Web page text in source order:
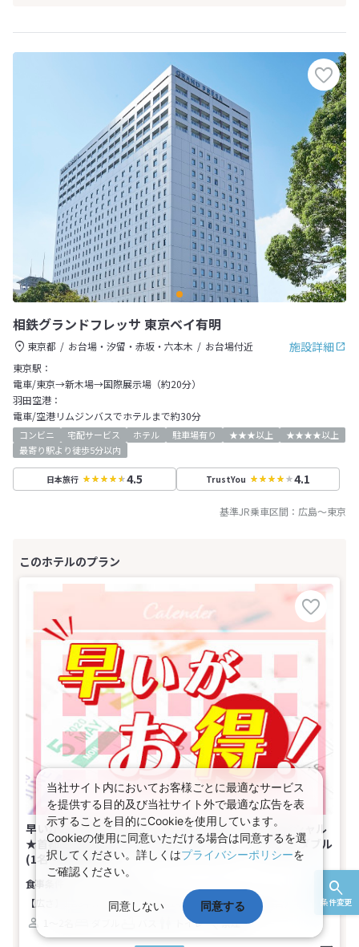
条件変更
相鉄グランドフレッサ 東京ベイ有明
施設詳細
東京都 お台場・汐留・赤坂・六本木
お台場付近
東京駅：
電車/東京→新木場→国際展示場（約20分）
羽田空港：
電車/空港リムジンバスでホテルまで約30分
コンビニ 宅配サービス ホテル 駐車場有り ★★★以上
★★★★以上
最寄り駅より徒歩5分以内
日本旅行 4.5 TrustYou 4.1
基準JR乗車区間： 広島～東京
早いがお得！アクセスセットで行く！Ｗｅｂコレスペシャル
★首都圏 【早期申込】90日前までがお得♪－【禁煙】ダブル
(1名～2名1室)
【広さ】17.3平米
【ベッド】幅140cm×長さ203cm（1台）
トイレ 禁煙
当社サイト内においてお客様ごとに最適なサービス
を提供する目的及び当社サイト外で最適な広告を表
示することを目的にCookieを使用しています。
Cookieの使用に同意いただける場合は同意するを選
択してください。詳しくはプライバシーポリシーを
ご確認ください。
同意しない 同意する